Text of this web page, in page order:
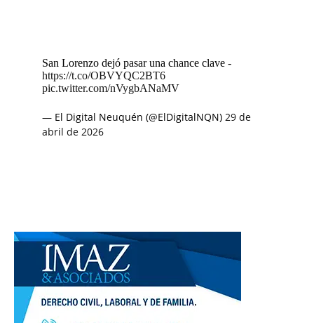
San Lorenzo dejó pasar una chance clave -
https://t.co/OBVYQC2BT6
pic.twitter.com/nVygbANaMV
— El Digital Neuquén (@ElDigitalNQN) 29 de
abril de 2026